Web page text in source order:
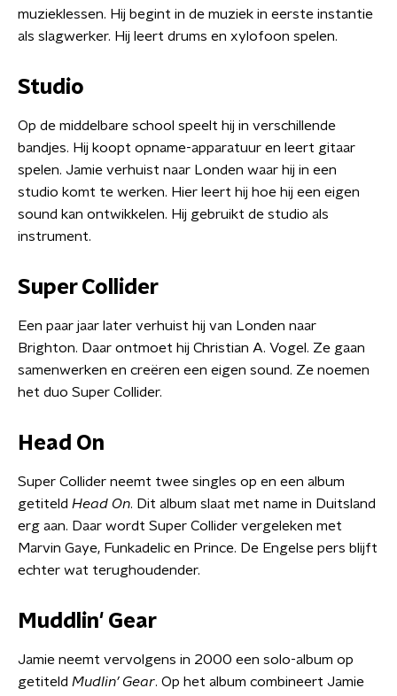
muzieklessen. Hij begint in de muziek in eerste instantie
als slagwerker. Hij leert drums en xylofoon spelen.
Studio
Op de middelbare school speelt hij in verschillende
bandjes. Hij koopt opname-apparatuur en leert gitaar
spelen. Jamie verhuist naar Londen waar hij in een
studio komt te werken. Hier leert hij hoe hij een eigen
sound kan ontwikkelen. Hij gebruikt de studio als
instrument.
Super Collider
Een paar jaar later verhuist hij van Londen naar
Brighton. Daar ontmoet hij Christian A. Vogel. Ze gaan
samenwerken en creëren een eigen sound. Ze noemen
het duo Super Collider.
Head On
Super Collider neemt twee singles op en een album
getiteld Head On. Dit album slaat met name in Duitsland
erg aan. Daar wordt Super Collider vergeleken met
Marvin Gaye, Funkadelic en Prince. De Engelse pers blijft
echter wat terughoudender.
Muddlin' Gear
Jamie neemt vervolgens in 2000 een solo-album op
getiteld Mudlin’ Gear. Op het album combineert Jamie